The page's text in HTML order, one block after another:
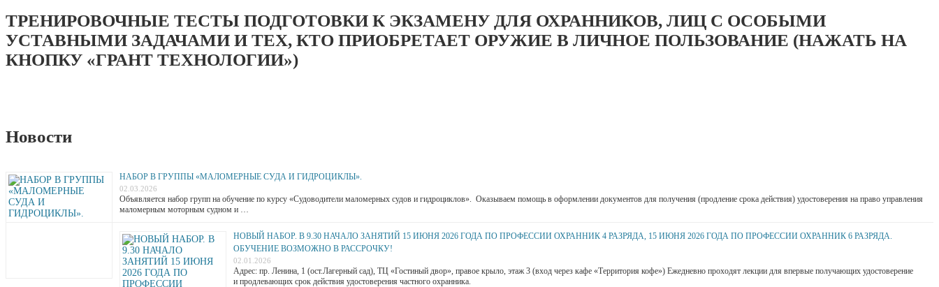
ТРЕНИРОВОЧНЫЕ ТЕСТЫ ПОДГОТОВКИ К ЭКЗАМЕНУ ДЛЯ ОХРАННИКОВ, ЛИЦ С ОСОБЫМИ
УСТАВНЫМИ ЗАДАЧАМИ И ТЕХ, КТО ПРИОБРЕТАЕТ ОРУЖИЕ В ЛИЧНОЕ ПОЛЬЗОВАНИЕ (НАЖАТЬ НА
КНОПКУ «ГРАНТ ТЕХНОЛОГИИ»)
Новости
НАБОР В ГРУППЫ «МАЛОМЕРНЫЕ СУДА И ГИДРОЦИКЛЫ».
02.03.2026
Объявляется набор групп на обучение по курсу «Судоводители маломерных судов и гидроциклов». Оказываем помощь в оформлении документов для по­лу­че­ния (про­дле­ние срока дей­ствия) удо­сто­ве­ре­ния на право управления
маломерным моторным судном и …
НОВЫЙ НАБОР. В 9.30 НАЧАЛО ЗАНЯТИЙ 15 ИЮНЯ 2026 ГОДА ПО ПРОФЕССИИ ОХРАННИК 4 РАЗРЯДА, 15 ИЮНЯ 2026 ГОДА ПО ПРОФЕССИИ ОХРАННИК 6 РАЗРЯДА.
ОБУЧЕНИЕ ВОЗМОЖНО В РАССРОЧКУ!
02.01.2026
Адрес: пр. Ленина, 1 (ост.Лагерный сад), ТЦ «Гостиный двор», правое крыло, этаж 3 (вход через кафе «Территория кофе») Ежедневно проходят лекции для впервые получающих удостоверение
и продлевающих срок действия удостоверения частного охранника.